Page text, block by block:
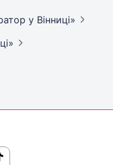
у Вінниці»